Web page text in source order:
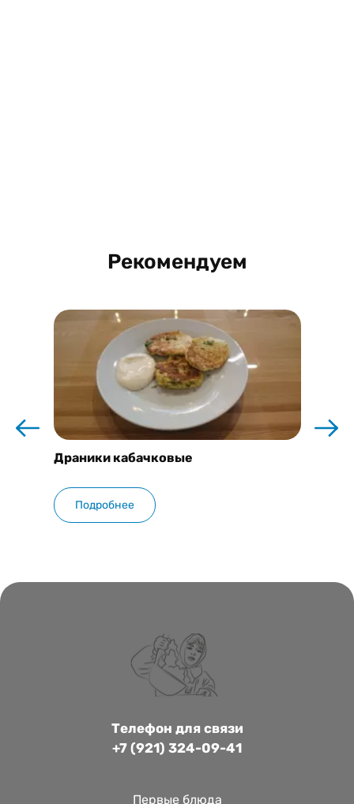
Рекомендуем
Драники кабачковые
Подробнее
Телефон для связи
+7 (921) 324-09-41
Первые блюда